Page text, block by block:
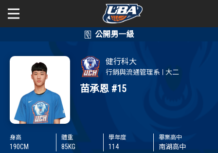
關於富邦人壽UBA
公開男一級 賽事資訊
賽程表
球隊資訊
公開女一級
賽事資訊
賽程表
球隊資訊
二級與一般組
新聞
健行科大
行銷與流通管理系 大二
苗承恩 #15
身高
190CM
體重
85KG
學年度
114
畢業高中
南湖高中